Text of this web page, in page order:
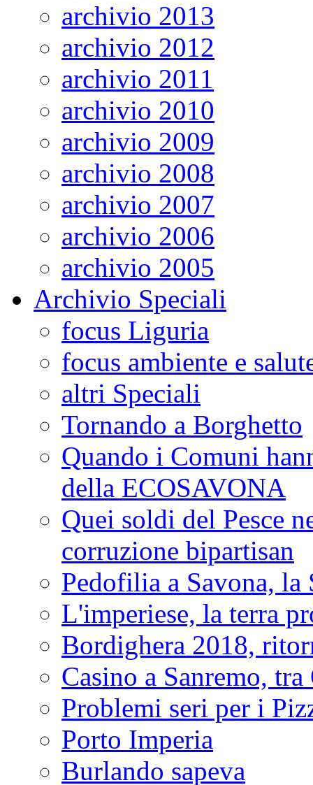
archivio 2013
archivio 2012
archivio 2011
archivio 2010
archivio 2009
archivio 2008
archivio 2007
archivio 2006
archivio 2005
Archivio Speciali
focus Liguria
focus ambiente e
altri Speciali
Tornando a Borghetto
Quando i Comuni
della ECOSAVONA
Quei soldi del Pesce
corruzione bipartisan
Pedofilia a Savona, la
L'imperiese, la terra
Bordighera 2018,
Casino a Sanremo,
Problemi seri per i
Porto Imperia
Burlando sapeva